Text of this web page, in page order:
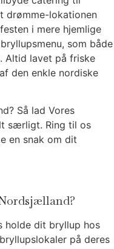
drømme-lokationen
i mere hjemlige
som både
lavet på friske
den enkle nordiske
Så lad Vores
særligt. Ring til os
en snak om dit
holde dit bryllup hos
på deres